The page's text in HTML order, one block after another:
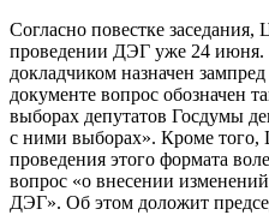
Согласно повестке
проведении ДЭГ уже 24 июня.
докладчиком назначен
документе вопрос обозначен
выборах депутатов Госдумы
с ними выборах». Кроме
проведения этого формата
вопрос «о внесении
ДЭГ». Об этом доложит